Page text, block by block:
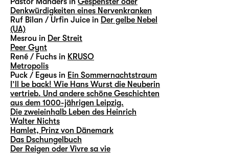
Denkwürdigkeiten eines Nervenkranken
Ruf Bilan / Urfin Juice in Der gelbe Nebel
(UA)
Mesrou in Der Streit
Peer Gynt
René / Fuchs in KRUSO
Metropolis
Puck / Egeus in Ein Sommernachtstraum
I’ll be back! Wie Hans Wurst die Neuberin
vertrieb. Und andere schöne Geschichten
aus dem 1000-jährigen Leipzig.
Die zweieinhalb Leben des Heinrich
Walter Nichts
Hamlet, Prinz von Dänemark
Das Dschungelbuch
Der Reigen oder Vivre sa vie